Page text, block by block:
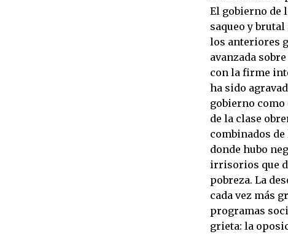
El gobierno de
saqueo y
los anteriores
avanzada
con la firme
ha sido
gobierno como
de la clase
combinados
donde hubo
irrisorios que
pobreza. La
cada vez más
programas
grieta: la